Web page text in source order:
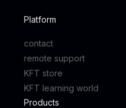
Platform
contact
remote support
KFT store
KFT learning world
Products